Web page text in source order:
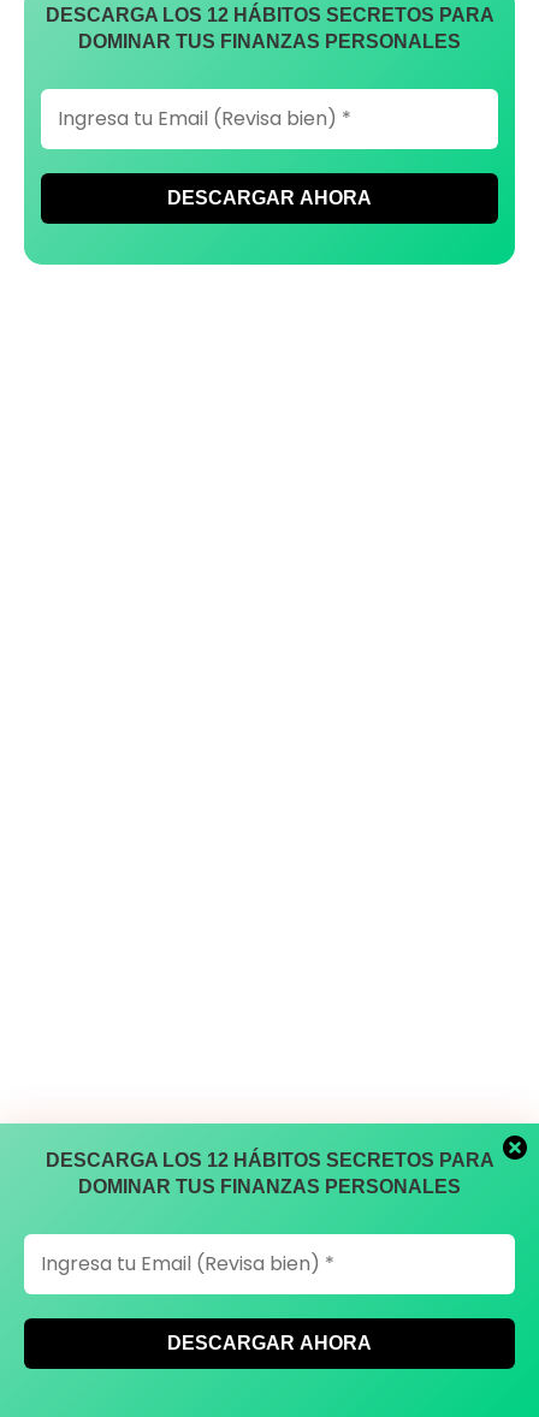
DESCARGA LOS 12 HÁBITOS SECRETOS PARA
DOMINAR TUS FINANZAS PERSONALES
DESCARGA LOS 12 HÁBITOS SECRETOS PARA
DOMINAR TUS FINANZAS PERSONALES